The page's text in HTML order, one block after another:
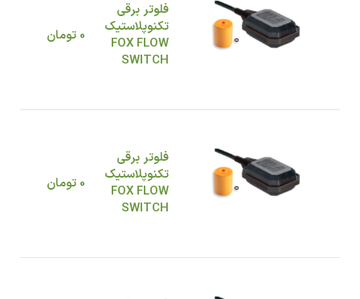
فلوتر برقی
تکنوپلاستیک
FOX FLOW
SWITCH
0 تومان
فلوتر برقی
تکنوپلاستیک
FOX FLOW
SWITCH
0 تومان